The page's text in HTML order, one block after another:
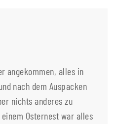
angekommen, alles in
nach dem Auspacken
nichts anderes zu
Osternest war alles